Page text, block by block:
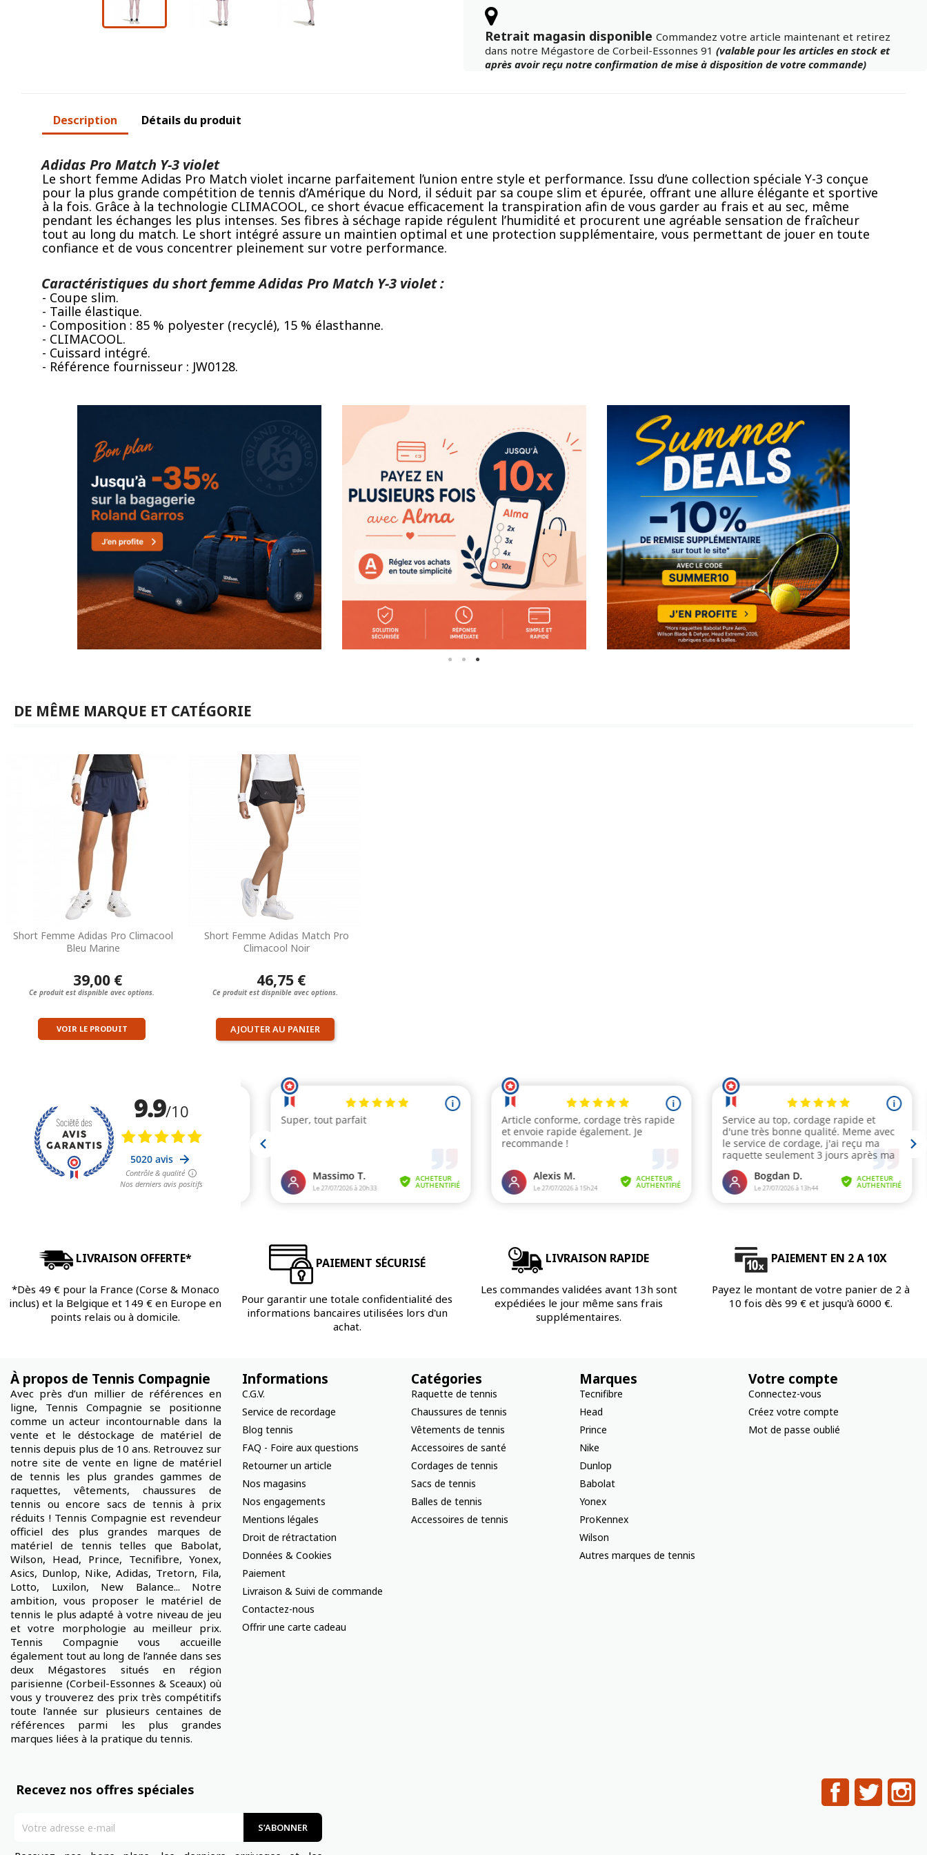
Retrait magasin disponible Commandez votre article maintenant et retirez
dans notre Mégastore de Corbeil-Essonnes 91 (valable pour les articles en stock et
après avoir reçu notre confirmation de mise à disposition de votre commande)
Description Détails du produit
Adidas Pro Match Y-3 violet
Le short femme Adidas Pro Match violet incarne parfaitement l’union entre style et performance. Issu d’une collection spéciale Y-3 conçue
pour la plus grande compétition de tennis d’Amérique du Nord, il séduit par sa coupe slim et épurée, offrant une allure élégante et sportive
à la fois. Grâce à la technologie CLIMACOOL, ce short évacue efficacement la transpiration afin de vous garder au frais et au sec, même
pendant les échanges les plus intenses. Ses fibres à séchage rapide régulent l’humidité et procurent une agréable sensation de fraîcheur
tout au long du match. Le short intégré assure un maintien optimal et une protection supplémentaire, vous permettant de jouer en toute
confiance et de vous concentrer pleinement sur votre performance.
Caractéristiques du short femme Adidas Pro Match Y-3 violet :
- Coupe slim.
- Taille élastique.
- Composition : 85 % polyester (recyclé), 15 % élasthanne.
- CLIMACOOL.
- Cuissard intégré.
- Référence fournisseur : JW0128.
DE MÊME MARQUE ET CATÉGORIE
Short Femme Adidas Pro Climacool
Bleu Marine
39,00 €
Ce produit est dispnible avec options.
VOIR LE PRODUIT
Short Femme Adidas Match Pro
Climacool Noir
46,75 €
Ce produit est dispnible avec options.
AJOUTER AU PANIER
LIVRAISON OFFERTE*
*Dès 49 € pour la France (Corse & Monaco
inclus) et la Belgique et 149 € en Europe en
points relais ou à domicile.
PAIEMENT SÉCURISÉ
Pour garantir une totale confidentialité des
informations bancaires utilisées lors d'un
achat.
LIVRAISON RAPIDE
Les commandes validées avant 13h sont
expédiées le jour même sans frais
supplémentaires.
PAIEMENT EN 2 A 10X
Payez le montant de votre panier de 2 à
10 fois dès 99 € et jusqu'à 6000 €.
À propos de Tennis Compagnie
Avec près d’un millier de références en
ligne, Tennis Compagnie se positionne
comme un acteur incontournable dans la
vente et le déstockage de matériel de
tennis depuis plus de 10 ans. Retrouvez sur
notre site de vente en ligne de matériel
de tennis les plus grandes gammes de
raquettes, vêtements, chaussures de
tennis ou encore sacs de tennis à prix
réduits ! Tennis Compagnie est revendeur
officiel des plus grandes marques de
matériel de tennis telles que Babolat,
Wilson, Head, Prince, Tecnifibre, Yonex,
Asics, Dunlop, Nike, Adidas, Tretorn, Fila,
Lotto, Luxilon, New Balance... Notre
ambition, vous proposer le matériel de
tennis le plus adapté à votre niveau de jeu
et votre morphologie au meilleur prix.
Tennis Compagnie vous accueille
également tout au long de l’année dans ses
deux Mégastores situés en région
parisienne (Corbeil-Essonnes & Sceaux) où
vous y trouverez des prix très compétitifs
toute l'année sur plusieurs centaines de
références parmi les plus grandes
marques liées à la pratique du tennis.
Informations
C.G.V.
Service de recordage
Blog tennis
FAQ - Foire aux questions
Retourner un article
Nos magasins
Nos engagements
Mentions légales
Droit de rétractation
Données & Cookies
Paiement
Livraison & Suivi de commande
Contactez-nous
Offrir une carte cadeau
Catégories
Raquette de tennis
Chaussures de tennis
Vêtements de tennis
Accessoires de santé
Cordages de tennis
Sacs de tennis
Balles de tennis
Accessoires de tennis
Marques
Tecnifibre
Head
Prince
Nike
Dunlop
Babolat
Yonex
ProKennex
Wilson
Autres marques de tennis
Votre compte
Connectez-vous
Créez votre compte
Mot de passe oublié
Recevez nos offres spéciales FacebookTwitter